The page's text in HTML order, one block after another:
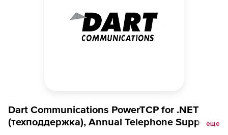
Dart Communications PowerTCP for .NET
(техподдержка), Annual Telephone Supportеще